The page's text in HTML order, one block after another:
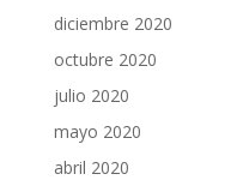
diciembre 2020
octubre 2020
julio 2020
mayo 2020
abril 2020